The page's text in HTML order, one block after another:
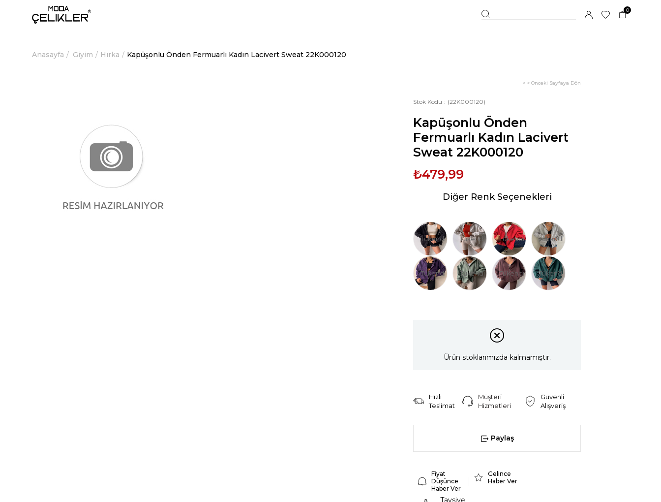
0
Anasayfa Giyim Hırka Kapüşonlu Önden Fermuarlı Kadın Lacivert Sweat 22K000120
< < Önceki Sayfaya Dön
Stok Kodu (22K000120)
Kapüşonlu Önden
Fermuarlı Kadın Lacivert
Sweat 22K000120
₺479,99
Diğer Renk Seçenekleri
Tükendi Tükendi Tükendi Tükendi
Tükendi Tükendi Tükendi Tükendi
Ürün stoklarımızda kalmamıştır.
Hızlı
Teslimat
Müşteri
Hizmetleri
Güvenli
Alışveriş
Paylaş
Fiyat
Düşünce
Haber Ver
Gelince
Haber Ver
Tavsiye